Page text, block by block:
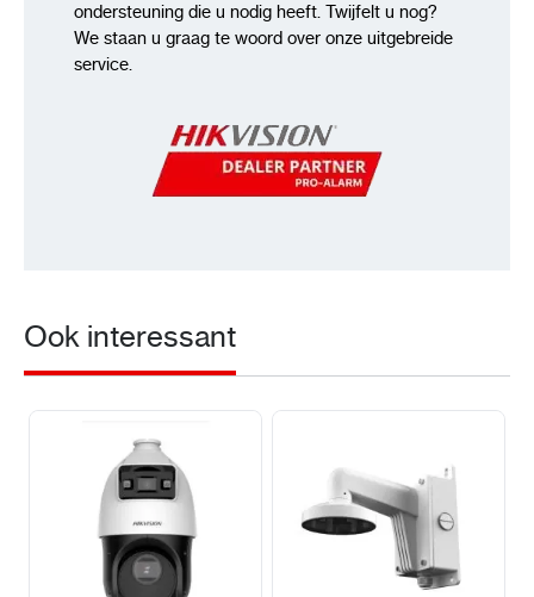
≤ 3 kg
ondersteuning die u nodig heeft. Twijfelt u nog?
We staan u graag te woord over onze uitgebreide
service.
Ook interessant